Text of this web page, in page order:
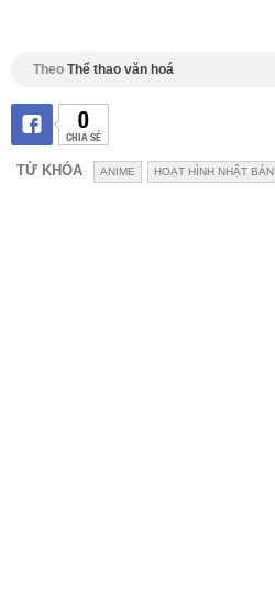
Theo Thể thao văn hoá
0
CHIA SẺ
TỪ KHÓA ANIME HOẠT HÌNH NHẬT BẢN